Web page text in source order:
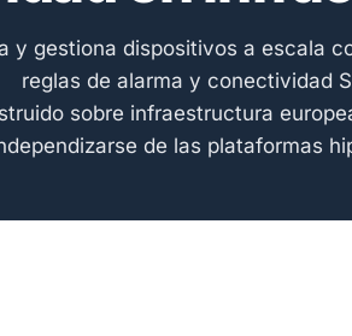
y gestiona dispositivos a escala
reglas de alarma y conectividad
sobre infraestructura
de las plataformas